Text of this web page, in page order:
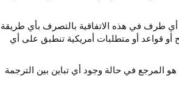
طرف في هذه الاتفاقية بالتصرف بأي طريقة
أو قواعد أو متطلبات أمريكية تنطبق على أي
هو المرجع في حالة وجود أي تباين بين
الترجمة